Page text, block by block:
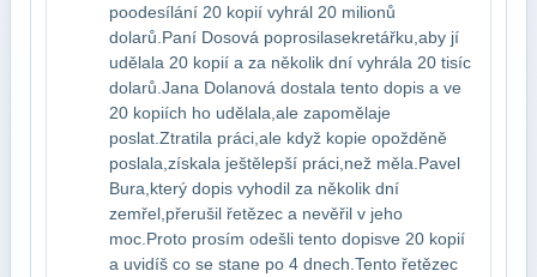
po​odesílání 20 kopií vyhrál 20 milionů
dolarů.Paní Dosová poprosila​sekretářku,aby jí
udělala 20 kopií a za několik dní vyhrála 20 tisíc​
dolarů.Jana Dolanová dostala tento dopis a ve
20 kopiích ho udělala,ale zapoměla​je
poslat.Ztratila práci,ale když kopie opožděně
poslala,získala ještě​lepší práci,než měla.Pavel
Bura,který dopis vyhodil za několik dní​
zemřel,přerušil řetězec a nevěřil v jeho
moc.Proto prosím odešli tento dopis​ve 20 kopií
a uvidíš co se stane po 4 dnech.Tento řetězec